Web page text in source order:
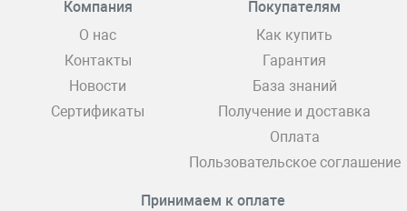
Компания
О нас
Контакты
Новости
Сертификаты
Покупателям
Как купить
Гарантия
База знаний
Получение и доставка
Оплата
Пользовательское соглашение
Принимаем к оплате